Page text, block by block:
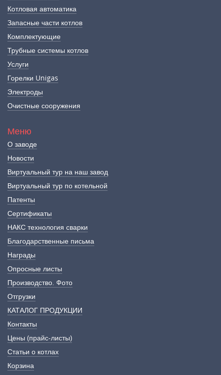
Котловая автоматика
Запасные части котлов
Комплектующие
Трубные системы котлов
Услуги
Горелки Unigas
Электроды
Очистные сооружения
Меню
О заводе
Новости
Виртуальный тур на наш завод
Виртуальный тур по котельной
Патенты
Сертификаты
НАКС технология сварки
Благодарственные письма
Награды
Опросные листы
Производство. Фото
Отгрузки
КАТАЛОГ ПРОДУКЦИИ
Контакты
Цены (прайс-листы)
Статьи о котлах
Корзина